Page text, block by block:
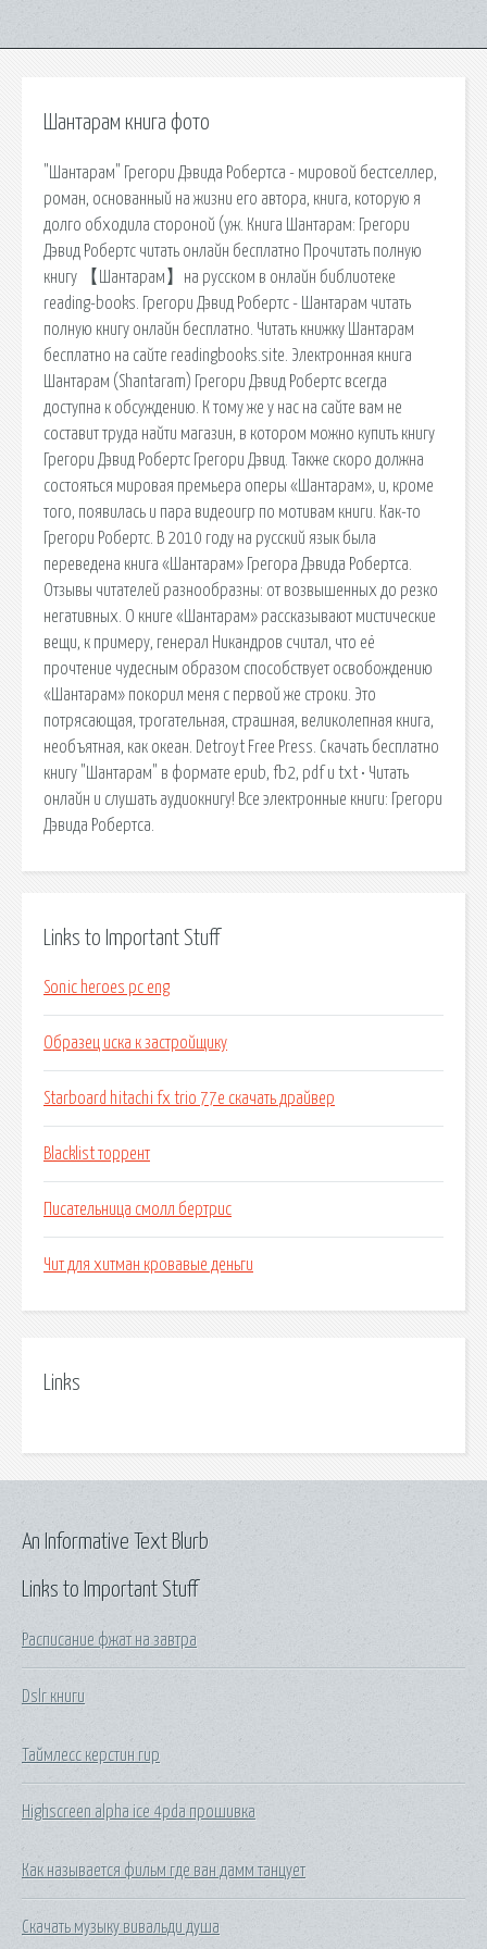
Шантарам книга фото
"Шантарам" Грегори Дэвида Робертса - мировой бестселлер,
роман, основанный на жизни его автора, книга, которую я
долго обходила стороной (уж. Книга Шантарам: Грегори
Дэвид Робертс читать онлайн бесплатно Прочитать полную
книгу 【Шантарам】на русском в онлайн библиотеке
reading-books. Грегори Дэвид Робертс - Шантарам читать
полную книгу онлайн бесплатно. Читать книжку Шантарам
бесплатно на сайте readingbooks.site. Электронная книга
Шантарам (Shantaram) Грегори Дэвид Робертс всегда
доступна к обсуждению. К тому же у нас на сайте вам не
составит труда найти магазин, в котором можно купить книгу
Грегори Дэвид Робертс Грегори Дэвид. Также скоро должна
состояться мировая премьера оперы «Шантарам», и, кроме
того, появилась и пара видеоигр по мотивам книги. Как-то
Грегори Робертс. В 2010 году на русский язык была
переведена книга «Шантарам» Грегора Дэвида Робертса.
Отзывы читателей разнообразны: от возвышенных до резко
негативных. О книге «Шантарам» рассказывают мистические
вещи, к примеру, генерал Никандров считал, что её
прочтение чудесным образом способствует освобождению
«Шантарам» покорил меня с первой же строки. Это
потрясающая, трогательная, страшная, великолепная книга,
необъятная, как океан. Detroyt Free Press. Скачать бесплатно
книгу "Шантарам" в формате epub, fb2, pdf и txt • Читать
онлайн и слушать аудиокнигу! Все электронные книги: Грегори
Дэвида Робертса.
Links to Important Stuff
Sonic heroes pc eng
Образец иска к застройщику
Starboard hitachi fx trio 77e скачать драйвер
Blacklist торрент
Писательница смолл бертрис
Чит для хитман кровавые деньги
Links
Links to Important Stuff
Расписание фжат на завтра
Dslr книги
Таймлесс керстин гир
Highscreen alpha ice 4pda прошивка
Как называется фильм где ван дамм танцует
Скачать музыку вивальди душа
An Informative Text Blurb